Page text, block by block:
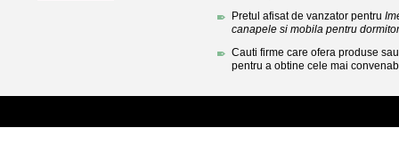
Pretul afisat de vanzator pentru
canapele si mobila pentru dormitor
Cauti firme care ofera produse
pentru a obtine cele mai